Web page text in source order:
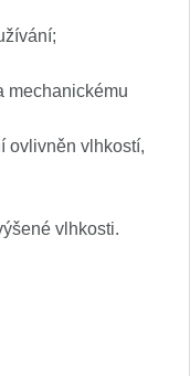
mechanickému
ovlivněn vlhkostí,
vlhkosti.